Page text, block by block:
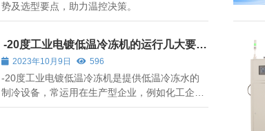
势及选型要点，助力温控决策。
-20度工业电镀低温冷冻机的运行几大要
素 2023年10月9日 596
-20度工业电镀低温冷冻机是提供低温冷冻水的
制冷设备，常运用在生产型企业，例如化工企
业、制药企业等生产过程中，提供稳定的冷冻